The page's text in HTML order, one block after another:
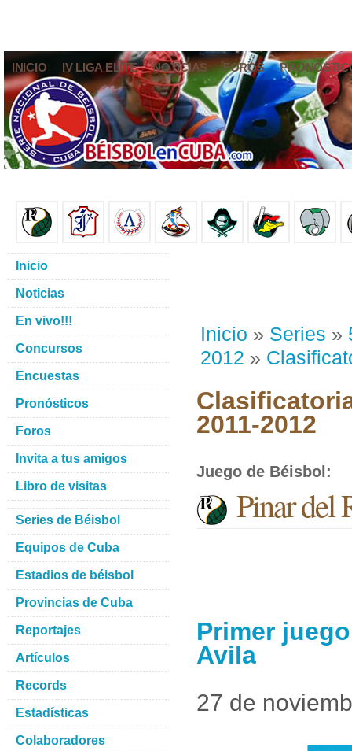
INICIO IV LIGA ELITE NOTICIAS FOROS
Inicio » Series »
2012 »
2011-2012
Juego de Béisbol :
Pinar del
Primer
Avila
27 de
Inicio
Noticias
En vivo!!!
Concursos
Encuestas
Pronósticos
Foros
Invita a tus amigos
Libro de visitas
Series de Béisbol
Equipos de Cuba
Estadios de béisbol
Provincias de Cuba
Reportajes
Artículos
Records
Estadísticas
Colaboradores